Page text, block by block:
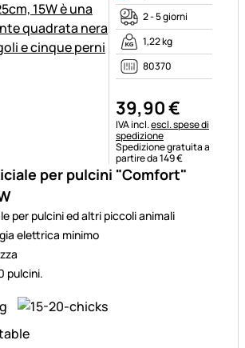
per pulcini "Comfort"
per pulcini ed altri piccoli animali
elettrica minimo
pulcini.
2 - 5 giorni
1,22 kg
80370
39,90€
Informazioni fiscali:
IVA incl.escl. spese di
spedizione
Spedizione gratuita a
partire da 149 €